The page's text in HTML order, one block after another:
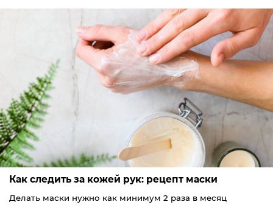
Как следить за кожей рук: рецепт маски
Делать маски нужно как минимум 2 раза в месяц